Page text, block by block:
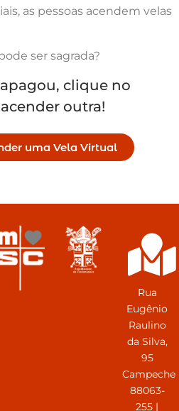
as pessoas acendem velas
ser sagrada?
clique no
outra!
uma Vela Virtual
Rua
Eugênio
Raulino
da Silva,
95
Campeche
88063-
255 |